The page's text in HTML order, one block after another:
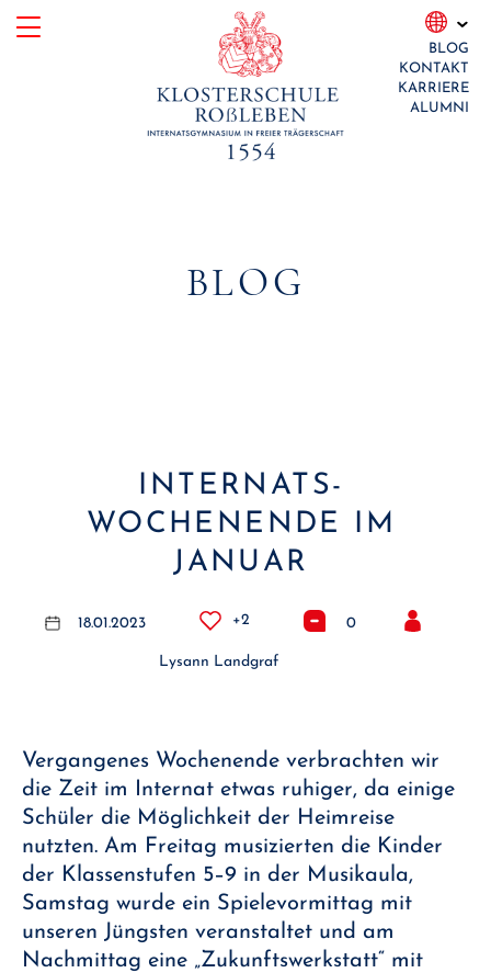
Skip
BLOG
KONTAKT
KARRIERE
ALUMNI
BLOG
INTERNATS-
WOCHENENDE IM
JANUAR
18.01.2023 +2 0
Lysann Landgraf
Vergangenes Wochenende verbrachten wir
die Zeit im Internat etwas ruhiger, da einige
Schüler die Möglichkeit der Heimreise
nutzten. Am Freitag musizierten die Kinder
der Klassenstufen 5–9 in der Musikaula,
Samstag wurde ein Spielevormittag mit
unseren Jüngsten veranstaltet und am
Nachmittag eine „Zukunftswerkstatt“ mit